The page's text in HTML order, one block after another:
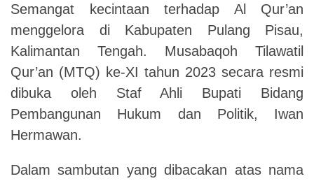
Semangat kecintaan terhadap Al Qur’an
menggelora di Kabupaten Pulang Pisau,
Kalimantan Tengah. Musabaqoh Tilawatil
Qur’an (MTQ) ke-XI tahun 2023 secara resmi
dibuka oleh Staf Ahli Bupati Bidang
Pembangunan Hukum dan Politik, Iwan
Hermawan.
Dalam sambutan yang dibacakan atas nama